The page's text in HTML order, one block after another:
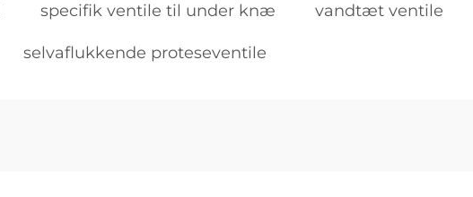
specifik ventile til under knæ vandtæt ventile
selvaflukkende proteseventile